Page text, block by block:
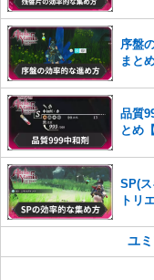
序盤
まと
品質
とめ
SP(
トリエ
ユ